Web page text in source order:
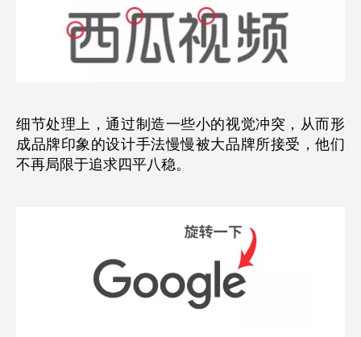
细节处理上 ，通过制造一些小的视觉冲突，从而形
成品牌印象的设计手法慢慢被大品牌所接受，他们
不再局限于追求四平八稳。